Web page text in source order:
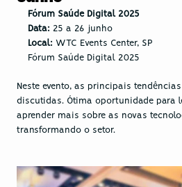
Fórum Saúde Digital 2025
Data: 25 a 26 junho
Local: WTC Events Center, SP
Fórum Saúde Digital 2025
Neste evento, as principais
discutidas. Ótima oportunidade para
aprender mais sobre as novas
transformando o setor.